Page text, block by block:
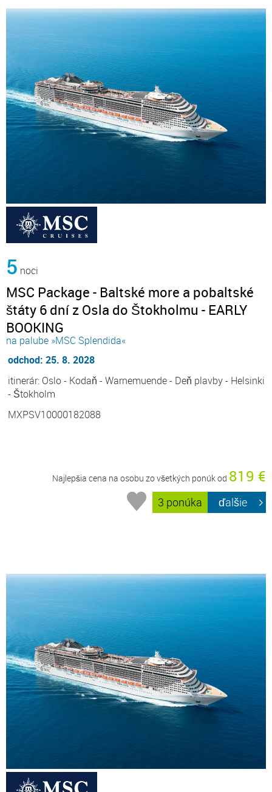
5 noci
MSC Package - Baltské more a pobaltské
štáty 6 dní z Osla do Štokholmu - EARLY
BOOKING
na palube »MSC Splendida«
odchod: 25. 8. 2028
itinerár: Oslo - Kodaň - Warnemuende - Deň plavby - Helsinki
- Štokholm
MXPSV10000182088
Najlepšia cena na osobu zo všetkých ponúk od 819 €
3 ponúka ďalšie